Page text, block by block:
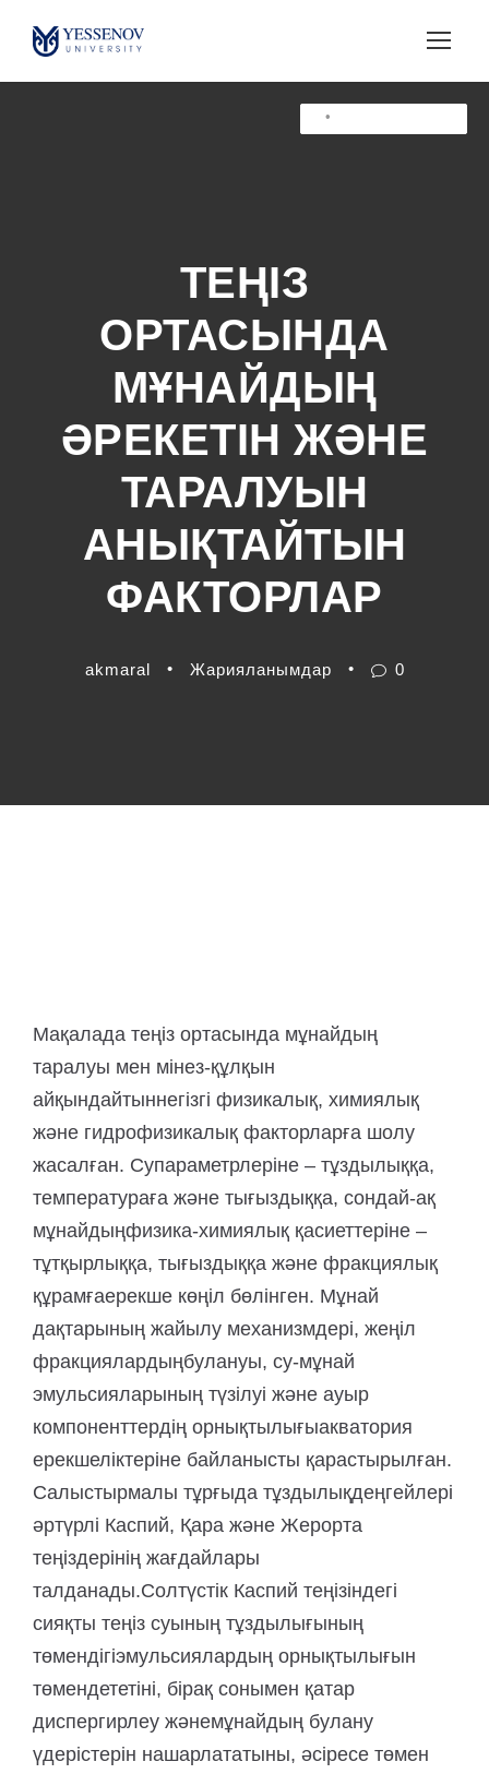
ТЕҢІЗ
ОРТАСЫНДА
МҰНАЙДЫҢ
ӘРЕКЕТІН ЖӘНЕ
ТАРАЛУЫН
АНЫҚТАЙТЫН
ФАКТОРЛАР
akmaral • Жарияланымдар • 0
Мақалада теңіз ортасында мұнайдың
таралуы мен мінез-құлқын
айқындайтыннегізгі физикалық, химиялық
және гидрофизикалық факторларға шолу
жасалған. Супараметрлеріне – тұздылыққа,
температураға және тығыздыққа, сондай-ақ
мұнайдыңфизика-химиялық қасиеттеріне –
тұтқырлыққа, тығыздыққа және фракциялық
құрамғаерекше көңіл бөлінген. Мұнай
дақтарының жайылу механизмдері, жеңіл
фракциялардыңбулануы, су-мұнай
эмульсияларының түзілуі және ауыр
компоненттердің орнықтылығыакватория
ерекшеліктеріне байланысты қарастырылған.
Салыстырмалы тұрғыда тұздылықдеңгейлері
әртүрлі Каспий, Қара және Жерорта
теңіздерінің жағдайлары
талданады.Солтүстік Каспий теңізіндегі
сияқты теңіз суының тұздылығының
төмендігіэмульсиялардың орнықтылығын
төмендететіні, бірақ сонымен қатар
диспергирлеу жәнемұнайдың булану
үдерістерін нашарлататыны, әсіресе төмен
•••